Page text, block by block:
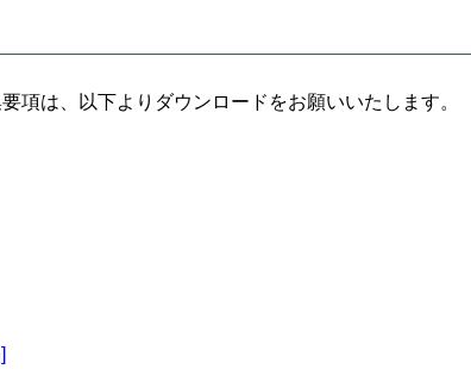
は、以下よりダウンロードをお願いいたします。